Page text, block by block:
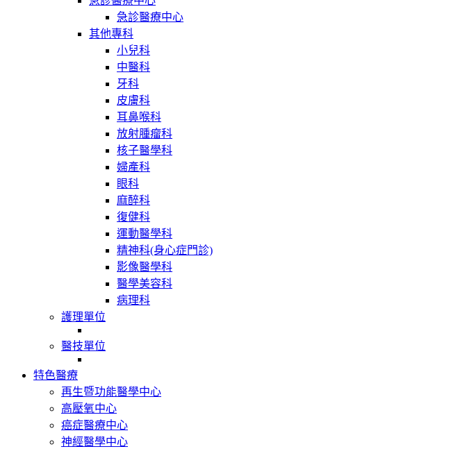
急診醫療中心
其他專科
小兒科
中醫科
牙科
皮膚科
耳鼻喉科
放射腫瘤科
核子醫學科
婦產科
眼科
麻醉科
復健科
運動醫學科
精神科(身心症門診)
影像醫學科
醫學美容科
病理科
護理單位
醫技單位
特色醫療
再生暨功能醫學中心
高壓氧中心
癌症醫療中心
神經醫學中心